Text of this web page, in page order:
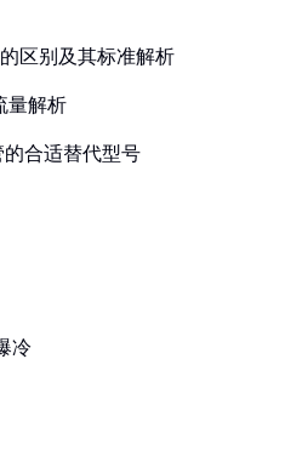
区别及其标准解析
量解析
的合适替代型号
冷